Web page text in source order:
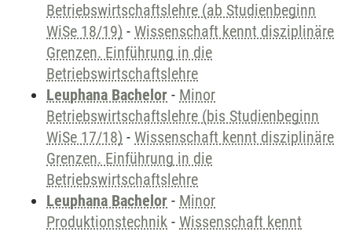
Betriebswirtschaftslehre (ab Studienbeginn
WiSe 18/19) - Wissenschaft kennt disziplinäre
Grenzen. Einführung in die
Betriebswirtschaftslehre
Leuphana Bachelor - Minor
Betriebswirtschaftslehre (bis Studienbeginn
WiSe 17/18) - Wissenschaft kennt disziplinäre
Grenzen. Einführung in die
Betriebswirtschaftslehre
Leuphana Bachelor - Minor
Produktionstechnik - Wissenschaft kennt